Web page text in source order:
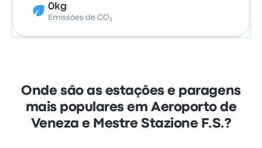
0kg
Emissões de CO₂
Onde são as estações e paragens
mais populares em Aeroporto de
Veneza e Mestre Stazione F.S.?